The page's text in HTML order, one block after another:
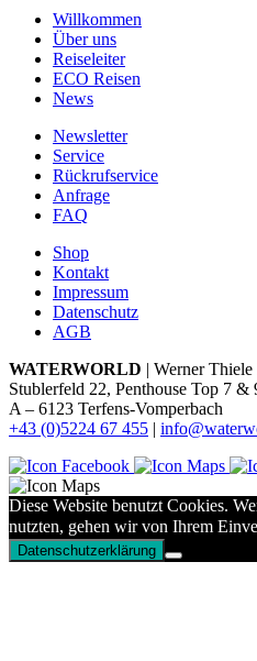
Willkommen
Über uns
Reiseleiter
ECO Reisen
News
Newsletter
Service
Rückrufservice
Anfrage
FAQ
Shop
Kontakt
Impressum
Datenschutz
AGB
WATERWORLD | Werner
Stublerfeld 22, Penthouse Top 7 &
A – 6123 Terfens-Vomperbach
+43 (0)5224 67 455 |
Diese Website benutzt Cookies.
nutzten, gehen wir von Ihrem
Datenschutzerklärung